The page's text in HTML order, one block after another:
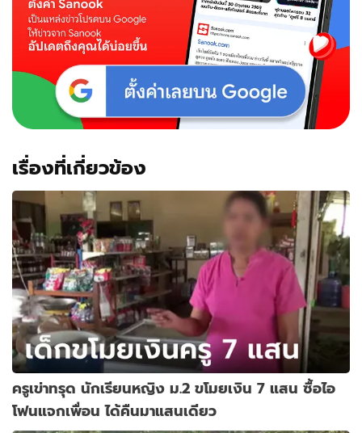
เรื่องที่เกี่ยวข้อง
ครูเข่าทรุด นักเรียนหญิง ม.2 ขโมยเงิน 7 แสน ซื้อไอ
โฟนแจกเพื่อน ได้คืนมาแสนเดียว